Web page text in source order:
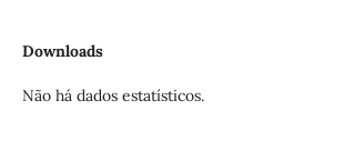
Downloads
Não há dados estatísticos.